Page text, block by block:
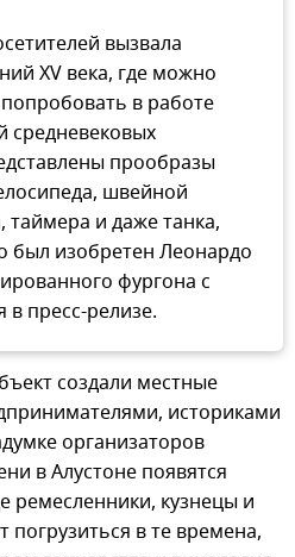
вызвала
XV века, где можно
в работе
средневековых
прообразы
швейной
и даже танка,
был изобретен Леонардо
фургона с
пресс-релизе.
создали местные
историками
организаторов
в Алустоне появятся
ремесленники, кузнецы и
погрузиться в те времена,